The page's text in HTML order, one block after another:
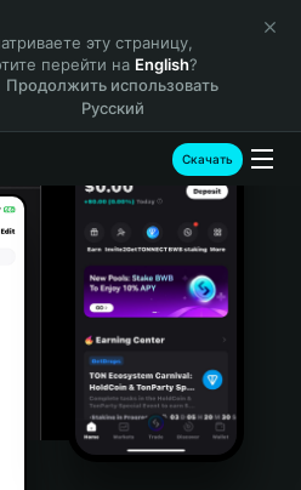
эту страницу,
перейти на English?
Продолжить использовать
Русский
Скачать